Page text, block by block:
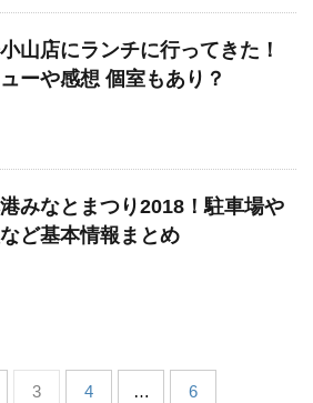
山店にランチに行ってきた！
ーや感想 個室もあり？
みなとまつり2018！駐車場や
ど基本情報まとめ
3 4 … 6